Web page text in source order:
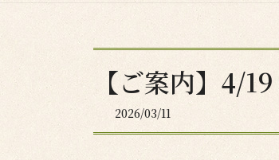
【ご案内】4/
2026/03/11